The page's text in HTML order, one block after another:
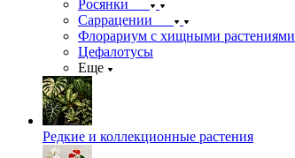
Росянки
Саррацении
Флорариум с хищными растениями
Цефалотусы
Еще
Редкие и коллекционные растения